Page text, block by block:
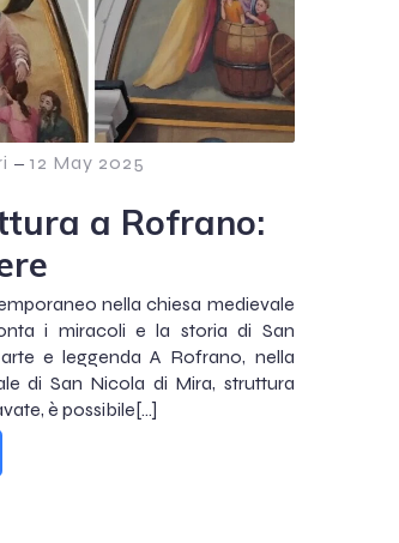
– 12 May 2025
a Rofrano:
nella chiesa medievale
i miracoli e la storia di San
e leggenda A Rofrano, nella
di San Nicola di Mira, struttura
è possibile[…]